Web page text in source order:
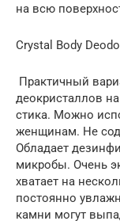
на всю
Crystal Body
Практичный
деокристаллов
стика. Можно
женщинам. Не
Обладает
микробы. Очень
хватает на
постоянно
камни могут